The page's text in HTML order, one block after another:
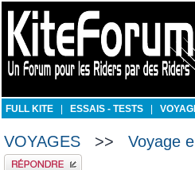
FULL KITE ESSAIS - TESTS
VOYAGES >> Voyage
Publier une réponse